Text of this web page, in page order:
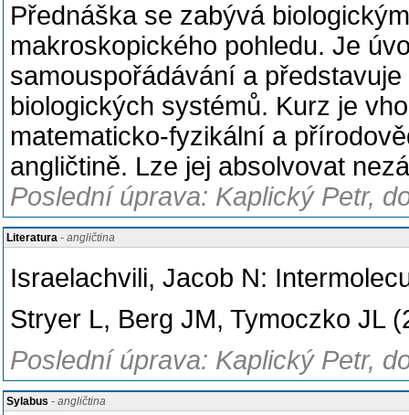
Přednáška se zabývá
makroskopického pohledu. Je
samouspořádávání a
biologických systémů. Kurz je
matematicko-fyzikální a
angličtině. Lze jej absolvovat
Poslední úprava: Kaplický Petr,
Literatura - angličtina
Israelachvili, Jacob N:
Stryer L, Berg JM, Tymoczko JL
Poslední úprava: Kaplický Petr,
Sylabus - angličtina